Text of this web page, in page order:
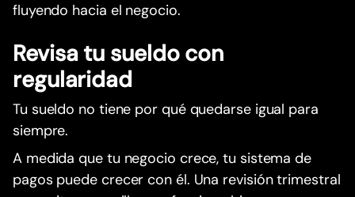
fluyendo hacia el negocio.
Revisa tu sueldo con
regularidad
Tu sueldo no tiene por qué quedarse igual para
siempre.
A medida que tu negocio crece, tu sistema de
pagos puede crecer con él. Una revisión trimestral